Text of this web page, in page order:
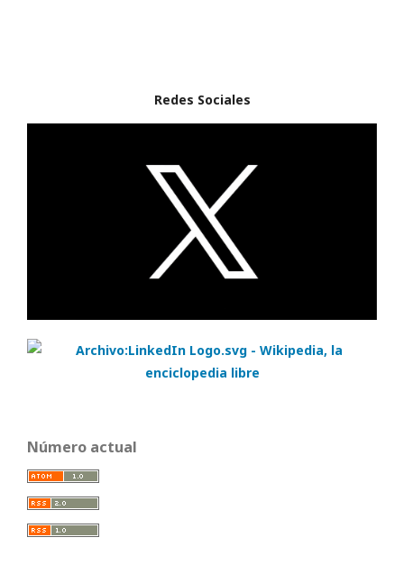
Redes Sociales
Número actual